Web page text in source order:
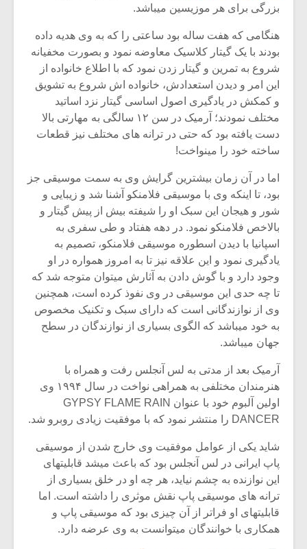
بزرگی برای هر موزیسین میباشد.
هنگامی که هفت ساله بود ساعتی را که به وی هدیه داده
بودند با یک گیتار کلاسیک معاوضه نمود و بصورت مخفیانه
شروع به تمرین و گیتار زدن نمود که با اطلاع خانواده از
این امر و دیدن استعدادش، خانواده اش شروع به تشویق
و کمکش در یادگیری اصول اساسی گیتار نزد اساتید
مختلف نمودند؛ آرمیک در سن ۱۲ سالگی به مهارتی بالا
دست یافته بود که حتی در ترانه های مختلف نیز قطعات
ساخته خود را مینواخت!
اما در آن زمان بیشترین گرایش وی به سمت موسیقی جز
بود، تا اینکه وی با موسیقی فلامنکو آشنا شد و زیبایی و
شور و هیجان این سبک او را شیفته بیش از پیش گیتار و
بالاخص فلامنکو نمود. در دهه هفتاد و طی سفری به
اسپانیا با دیدن اسطوره موسیقی فلامنکو، تصمیم به
یادگیری نمود و این علاقه نیز تا به امروز همواره در او
وجود دارد و با گوش دادن به آثارش میتوان متوجه شد که
تا چه حدی این موسیقی در وی نفوذ کرده است، همچنین
وی از نوازندگانی است که دارای سبک و تکنیک مخصوص
به خود میباشد که الگوی بسیاری از نوازندگان در سطح
جهان میباشد.
آرمیک بعد از مدتی به لس آنجلس رفت و همراه با
هنرمندان مختلفی به همراهی نواخت در سال ۱۹۹۴ وی
اولین آلبوم خود با عنوان GYPSY FLAME RAIN
DANCER را منتشر نمود که با موفقیت زیادی روبرو شد.
شاید یکی از عوامل موفقیت وی خارج شدن از موسیقی
پاپ ایرانی در لس آنجلس بود که باعث میشد قابلیتهای
این نوازنده به چشم نیاید، هر چه او در خلق بسیاری از
ترانه های موسیقی پاپ نقش موثری را داشته است. اما
قابلیتهای او فراتر از آن چیزی بود که موسیقی پاپ و
همکاری با خوانندگان میتوانست به وی عرضه دارد.
یادداشتی بر موسیقی
متن فیلم «متری
شیش و نیم»
اگر نمی توانی
مشهورترین باشی،
بدنام ترین باش
دوره
موسیقی
موسیقی
برگزار
موسیقی